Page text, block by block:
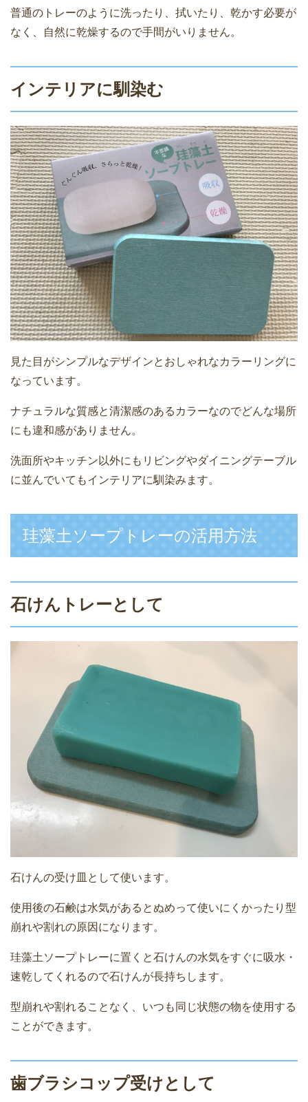
普通のトレーのように洗ったり、拭いたり、乾かす必要が
なく、自然に乾燥するので手間がいりません。
インテリアに馴染む
見た目がシンプルなデザインとおしゃれなカラーリングに
なっています。
ナチュラルな質感と清潔感のあるカラーなのでどんな場所
にも違和感がありません。
洗面所やキッチン以外にもリビングやダイニングテーブル
に並んでいてもインテリアに馴染みます。
珪藻土ソープトレーの活用方法
石けんトレーとして
石けんの受け皿として使います。
使用後の石鹸は水気があるとぬめって使いにくかったり型
崩れや割れの原因になります。
珪藻土ソープトレーに置くと石けんの水気をすぐに吸水・
速乾してくれるので石けんが長持ちします。
型崩れや割れることなく、いつも同じ状態の物を使用する
ことができます。
歯ブラシコップ受けとして